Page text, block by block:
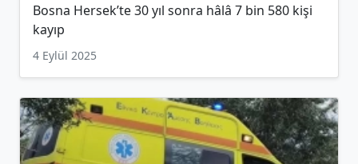
Bosna Hersek’te 30 yıl sonra hâlâ 7 bin 580 kişi
kayıp
4 Eylül 2025